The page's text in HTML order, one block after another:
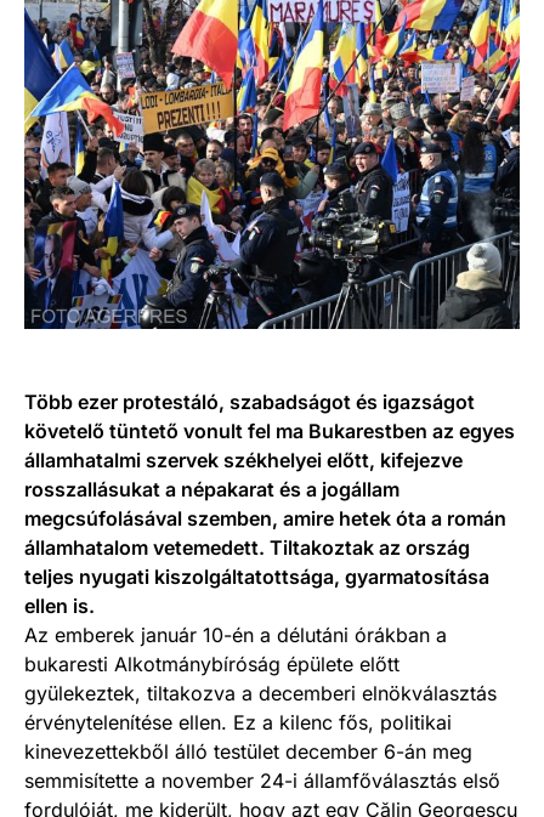
Több ezer protestáló, szabadságot és igazságot
követelő tüntető vonult fel ma Bukarestben az egyes
államhatalmi szervek székhelyei előtt, kifejezve
rosszallásukat a népakarat és a jogállam
megcsúfolásával szemben, amire hetek óta a román
államhatalom vetemedett. Tiltakoztak az ország
teljes nyugati kiszolgáltatottsága, gyarmatosítása
ellen is.
Az emberek január 10-én a délutáni órákban a
bukaresti Alkotmánybíróság épülete előtt
gyülekeztek, tiltakozva a decemberi elnökválasztás
érvénytelenítése ellen. Ez a kilenc fős, politikai
kinevezettekből álló testület december 6-án meg
semmisítette a november 24-i államfőválasztás első
fordulóját, me kiderült, hogy azt egy Călin Georgescu